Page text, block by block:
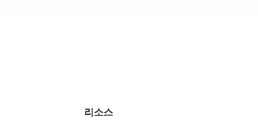
리소스